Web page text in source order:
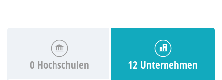
0 Hochschulen 12 Unternehmen